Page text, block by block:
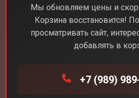
Смартфоны Samsung
Мы обновляем цены и
Корзина восстановится!
просматривать сайт,
добавлять в
+7 (989)